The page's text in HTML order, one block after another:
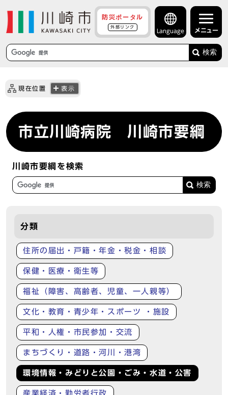
防災ポータル
外部リンク
Language メニュー
検索
現在位置 表示
市立川崎病院 川崎市要綱
川崎市要綱を検索
分類
住所の届出・戸籍・年金・税金・相談
保健・医療・衛生等
福祉（障害、高齢者、児童、一人親等）
文化・教育・青少年・スポーツ ・施設
平和・人権・市民参加・交流
まちづくり・道路・河川・港湾
環境情報・みどりと公園・ごみ・水道・公害
産業経済・勤労者行政